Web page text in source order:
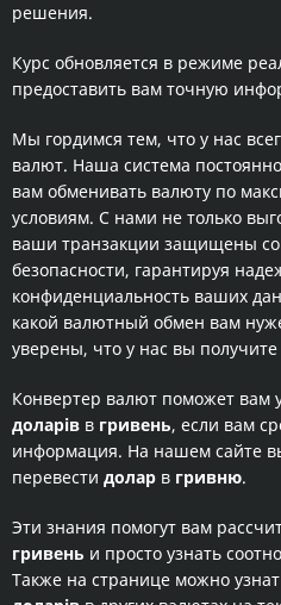
решения.
Курс обновляется в режиме
предоставить вам точную
Мы гордимся тем, что у нас
валют. Наша система
вам обменивать валюту по
условиям. С нами не только
ваши транзакции защищены
безопасности, гарантируя
конфиденциальность ваших
какой валютный обмен вам
уверены, что у нас вы
Конвертер валют поможет вам
доларів в гривень, если вам
информация. На нашем сайте
перевести долар в гривню.
Эти знания помогут вам
гривень и просто узнать
Также на странице можно